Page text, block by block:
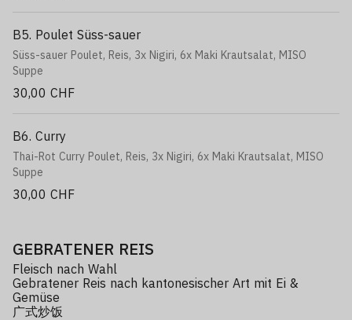
B5. Poulet Süss-sauer
Süss-sauer Poulet, Reis, 3x Nigiri, 6x Maki Krautsalat, MISO
Suppe
30,00 CHF
B6. Curry
Thai-Rot Curry Poulet, Reis, 3x Nigiri, 6x Maki Krautsalat, MISO
Suppe
30,00 CHF
GEBRATENER REIS
Fleisch nach Wahl
Gebratener Reis nach kantonesischer Art mit Ei &
Gemüse
广式炒饭